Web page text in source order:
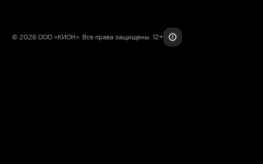
© 2026 ООО «КИОН». Все права защищены. 12+